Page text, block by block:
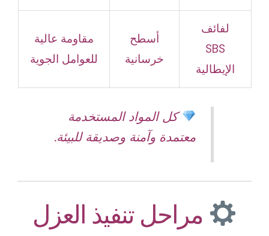
لفائف
SBS
الإيطالية
أسطح
خرسانية
مقاومة عالية
للعوامل الجوية
كل المواد المستخدمة
معتمدة وآمنة وصديقة للبيئة.
مراحل تنفيذ العزل